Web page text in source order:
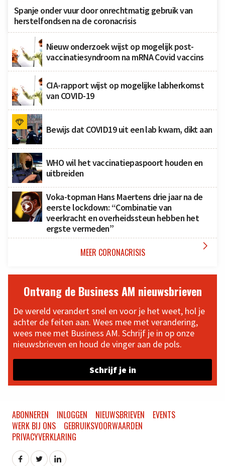
Spanje onder vuur door onrechtmatig gebruik van
herstelfondsen na de coronacrisis
Nieuw onderzoek wijst op mogelijk post-
vaccinatiesyndroom na mRNA Covid vaccins
CIA-rapport wijst op mogelijke labherkomst
van COVID-19
Bewijs dat COVID19 uit een lab kwam, dikt aan
WHO wil het vaccinatiepaspoort houden en
uitbreiden
Voka-topman Hans Maertens drie jaar na de
eerste lockdown: “Combinatie van
veerkracht en overheidssteun hebben het
ergste vermeden”
MEER CORONACRISIS 
Ontvang de Business AM nieuwsbrieven
De wereld verandert snel en voor je het weet, hol je
achter de feiten aan. Wees mee met verandering,
wees mee met Business AM. Schrijf je in op onze
nieuwsbrieven en houd de vinger aan de pols.
Schrijf je in
ABONNEREN INLOGGEN NIEUWSBRIEVEN
EVENTS
WERK BIJ ONS
GEBRUIKSVOORWAARDEN
PRIVACYVERKLARING